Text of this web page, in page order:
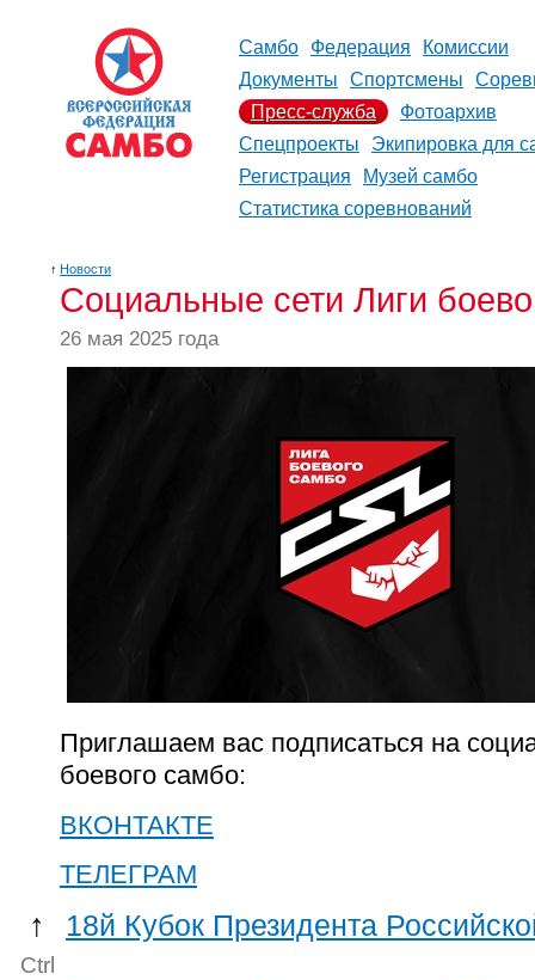
Самбо Федерация
Комиссии
Документы
Спортсмены
Пресс-служба
Фотоархив
Спецпроекты
Экипировка для
Регистрация
Музей самбо
Статистика соревнований
↑ Новости
Социальные сети Лиги
26 мая 2025 года
Приглашаем вас подписаться на
боевого самбо:
ВКОНТАКТЕ
ТЕЛЕГРАМ
↑ 18й Кубок Президента
Ctrl